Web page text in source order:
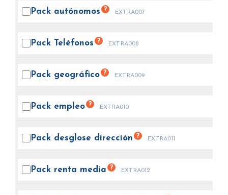
Pack autónomos ? EXTRA007
Pack Teléfonos ? EXTRA008
Pack geográfico ? EXTRA009
Pack empleo ? EXTRA010
Pack desglose dirección ? EXTRA011
Pack renta media ? EXTRA012